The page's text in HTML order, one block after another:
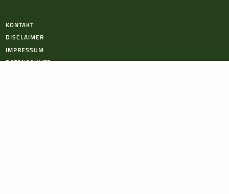
KONTAKT
DISCLAIMER
IMPRESSUM
DATENSCHUTZ